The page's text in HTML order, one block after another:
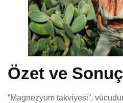
Özet ve Sonuç
“Magnezyum takviyesi”,